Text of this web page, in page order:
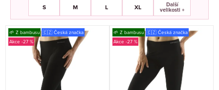
n
í
Nejdražší
Nejprodávanější
Abecedně
S M L XL Další
velikosti +
V
ý
🌱 Z bambusu 🇨🇿 Česká značka
-27 %
🌱 Z bambusu 🇨🇿 Česká značka
-27 %